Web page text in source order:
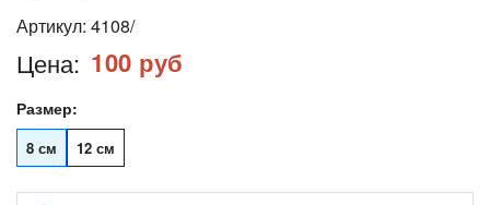
Артикул: 4108/
Цена: 100 руб
Размер:
8 см 12 см